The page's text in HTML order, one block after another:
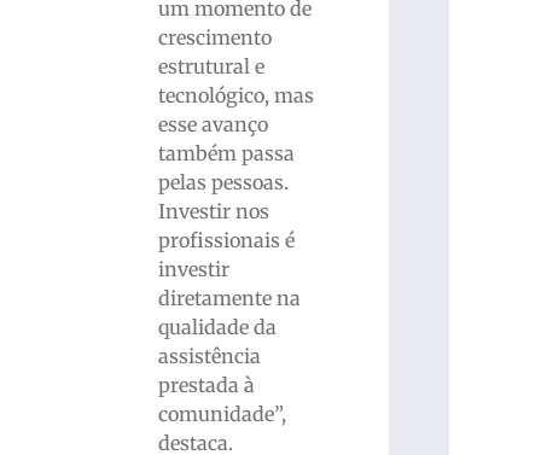
um momento de
crescimento
estrutural e
tecnológico, mas
esse avanço
também passa
pelas pessoas.
Investir nos
profissionais é
investir
diretamente na
qualidade da
assistência
prestada à
comunidade”,
destaca.